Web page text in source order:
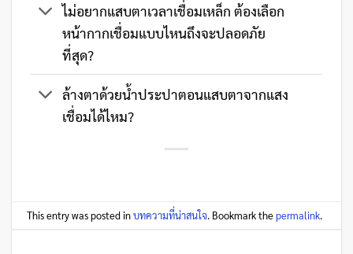
ไม่อยากแสบตาเวลาเชื่อมเหล็ก ต้องเลือก
หน้ากากเชื่อมแบบไหนถึงจะปลอดภัย
ที่สุด?
ล้างตาด้วยน้ำประปาตอนแสบตาจากแสง
เชื่อมได้ไหม?
This entry was posted inบทความที่น่าสนใจ. Bookmark thepermalink.